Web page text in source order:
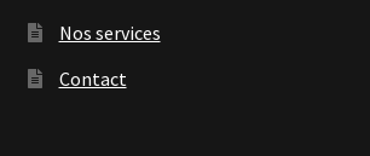
Nos services
Contact